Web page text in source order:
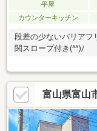
平屋
カウンターキッチン
段差の少ないバリアフ
関スロープ付き(^^)/
富山県富山